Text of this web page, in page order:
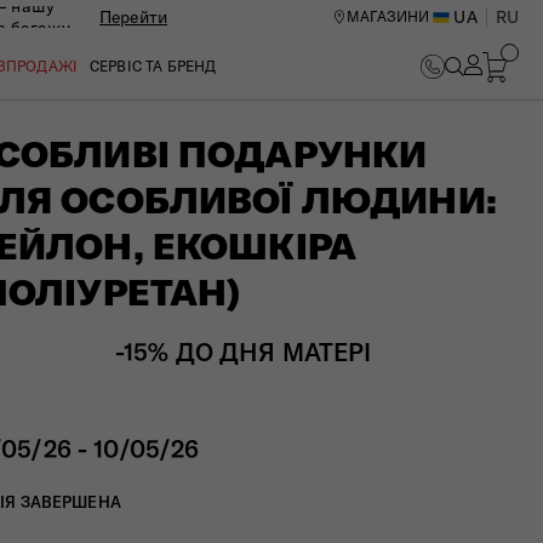
нашу
багажу
Перейти МАГАЗИНИ UA RU
СЕРВІС ТА БРЕНД
ЦЕНТР В КИЄВІ
ПОДАРУНКИ
ОСОБЛИВОЇ ЛЮДИНИ:
ЕКОШКІРА
-15% ДО ДНЯ МАТЕРІ
26 - 10/05/26
ЗАВЕРШЕНА